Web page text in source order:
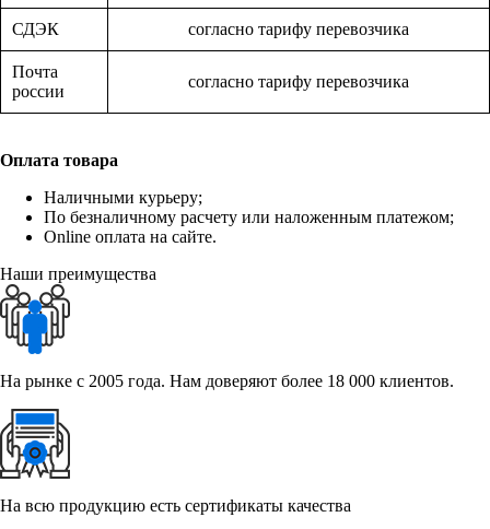
СДЭК согласно тарифу перевозчика
Почта
россии
согласно тарифу перевозчика
Оплата товара
Наличными курьеру;
По безналичному расчету или наложенным платежом;
Online оплата на сайте.
Наши преимущества
На рынке с 2005 года. Нам доверяют более 18 000 клиентов.
На всю продукцию есть сертификаты качества